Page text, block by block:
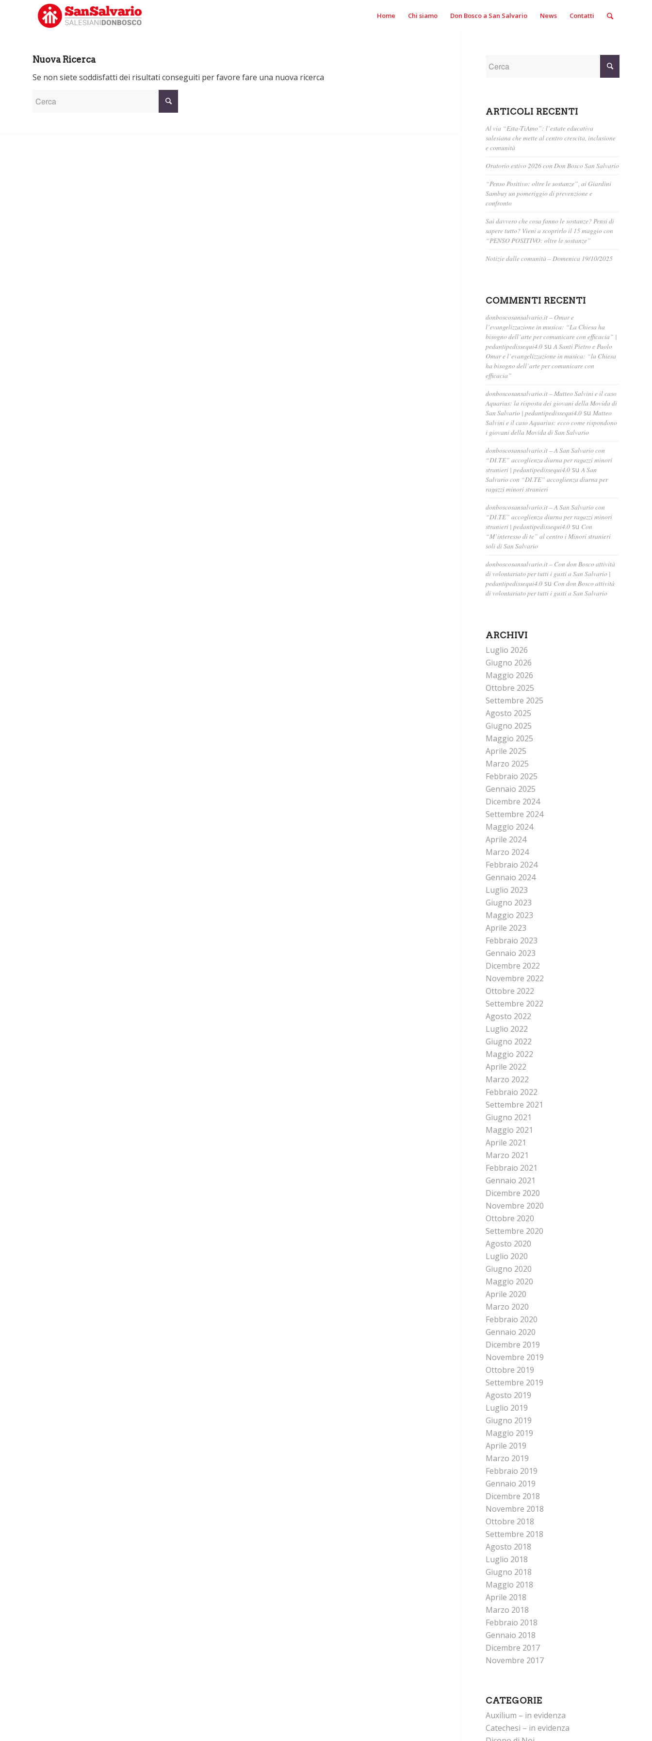
Home Chi siamo Don Bosco a San Salvario News Contatti
Nuova Ricerca
Se non siete soddisfatti dei risultati conseguiti per favore fare una nuova ricerca
ARTICOLI RECENTI
Al via “Esta-TiAmo”: l’estate educativa
salesiana che mette al centro crescita, inclusione
e comunità
Oratorio estivo 2026 con Don Bosco San Salvario
“Penso Positivo: oltre le sostanze”, ai Giardini
Sambuy un pomeriggio di prevenzione e
confronto
Sai davvero che cosa fanno le sostanze? Pensi di
sapere tutto? Vieni a scoprirlo il 15 maggio con
“PENSO POSITIVO: oltre le sostanze”
Notizie dalle comunità – Domenica 19/10/2025
COMMENTI RECENTI
donboscosansalvario.it – Omar e
l’evangelizzazione in musica: “La Chiesa ha
bisogno dell’arte per comunicare con efficacia” |
pedantipedissequi4.0 suA Santi Pietro e Paolo
Omar e l’evangelizzazione in musica: “la Chiesa
ha bisogno dell’arte per comunicare con
efficacia”
donboscosansalvario.it – Matteo Salvini e il caso
Aquarius: la risposta dei giovani della Movida di
San Salvario | pedantipedissequi4.0 suMatteo
Salvini e il caso Aquarius: ecco come rispondono
i giovani della Movida di San Salvario
donboscosansalvario.it – A San Salvario con
“DI.TE” accoglienza diurna per ragazzi minori
stranieri | pedantipedissequi4.0 suA San
Salvario con “DI.TE” accoglienza diurna per
ragazzi minori stranieri
donboscosansalvario.it – A San Salvario con
“DI.TE” accoglienza diurna per ragazzi minori
stranieri | pedantipedissequi4.0 su Con
“M’interesso di te” al centro i Minori stranieri
soli di San Salvario
donboscosansalvario.it – Con don Bosco attività
di volontariato per tutti i gusti a San Salvario |
pedantipedissequi4.0 su Con don Bosco attività
di volontariato per tutti i gusti a San Salvario
ARCHIVI
Luglio 2026
Giugno 2026
Maggio 2026
Ottobre 2025
Settembre 2025
Agosto 2025
Giugno 2025
Maggio 2025
Aprile 2025
Marzo 2025
Febbraio 2025
Gennaio 2025
Dicembre 2024
Settembre 2024
Maggio 2024
Aprile 2024
Marzo 2024
Febbraio 2024
Gennaio 2024
Luglio 2023
Giugno 2023
Maggio 2023
Aprile 2023
Febbraio 2023
Gennaio 2023
Dicembre 2022
Novembre 2022
Ottobre 2022
Settembre 2022
Agosto 2022
Luglio 2022
Giugno 2022
Maggio 2022
Aprile 2022
Marzo 2022
Febbraio 2022
Settembre 2021
Giugno 2021
Maggio 2021
Aprile 2021
Marzo 2021
Febbraio 2021
Gennaio 2021
Dicembre 2020
Novembre 2020
Ottobre 2020
Settembre 2020
Agosto 2020
Luglio 2020
Giugno 2020
Maggio 2020
Aprile 2020
Marzo 2020
Febbraio 2020
Gennaio 2020
Dicembre 2019
Novembre 2019
Ottobre 2019
Settembre 2019
Agosto 2019
Luglio 2019
Giugno 2019
Maggio 2019
Aprile 2019
Marzo 2019
Febbraio 2019
Gennaio 2019
Dicembre 2018
Novembre 2018
Ottobre 2018
Settembre 2018
Agosto 2018
Luglio 2018
Giugno 2018
Maggio 2018
Aprile 2018
Marzo 2018
Febbraio 2018
Gennaio 2018
Dicembre 2017
Novembre 2017
CATEGORIE
Auxilium – in evidenza
Catechesi – in evidenza